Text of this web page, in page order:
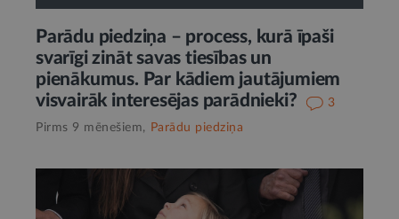
Parādu piedziņa – process, kurā īpaši
svarīgi zināt savas tiesības un
pienākumus. Par kādiem jautājumiem
visvairāk interesējas parādnieki?
3
Pirms 9 mēnešiem,
Parādu piedziņa